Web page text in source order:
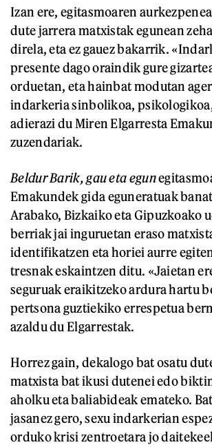
Izan ere, egitasmoaren
dute jarrera matxistak egunean
direla, eta ez gauez bakarrik.
presente dago oraindik gure
orduetan, eta hainbat modutan
indarkeria sinbolikoa,
adierazi du Miren Elgarresta
zuzendariak.
Beldur Barik, gau eta egun
Emakundek gida eguneratuak
Arabako, Bizkaiko eta Gipuzkoako
berriak jai inguruetan eraso
identifikatzen eta horiei aurre
tresnak eskaintzen ditu. «Jaietan
seguruak eraikitzeko ardura hartu
pertsona guztiekiko errespetua
azaldu du Elgarrestak.
Horrez gain, dekalogo bat osatu
matxista bat ikusi dutenei edo
aholku eta baliabideak emateko.
jasanez gero, sexu indarkerian
orduko krisi zentroetara jo